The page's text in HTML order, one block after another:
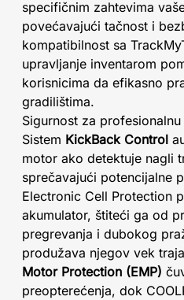
specifičnim zahtevima
povećavajući tačnost i
kompatibilnost sa
upravljanje inventarom
korisnicima da efikasno
gradilištima.
Sigurnost za
Sistem KickBack Control
motor ako detektuje nagli
sprečavajući potencijalne
Electronic Cell Protection
akumulator, štiteći ga od
pregrevanja i dubokog
produžava njegov vek
Motor Protection (EMP)
preopterećenja, dok